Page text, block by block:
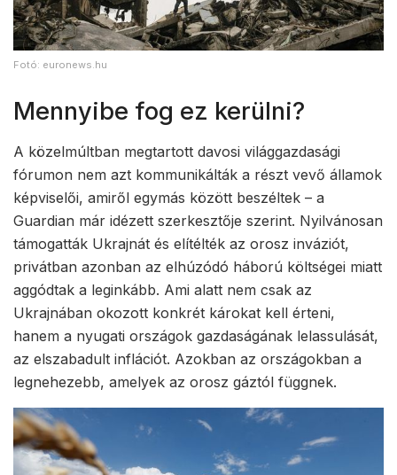
Fotó: euronews.hu
Mennyibe fog ez kerülni?
A közelmúltban megtartott davosi világgazdasági
fórumon nem azt kommunikálták a részt vevő államok
képviselői, amiről egymás között beszéltek – a
Guardian már idézett szerkesztője szerint. Nyilvánosan
támogatták Ukrajnát és elítélték az orosz inváziót,
privátban azonban az elhúzódó háború költségei miatt
aggódtak a leginkább. Ami alatt nem csak az
Ukrajnában okozott konkrét károkat kell érteni,
hanem a nyugati országok gazdaságának lelassulását,
az elszabadult inflációt. Azokban az országokban a
legnehezebb, amelyek az orosz gáztól függnek.